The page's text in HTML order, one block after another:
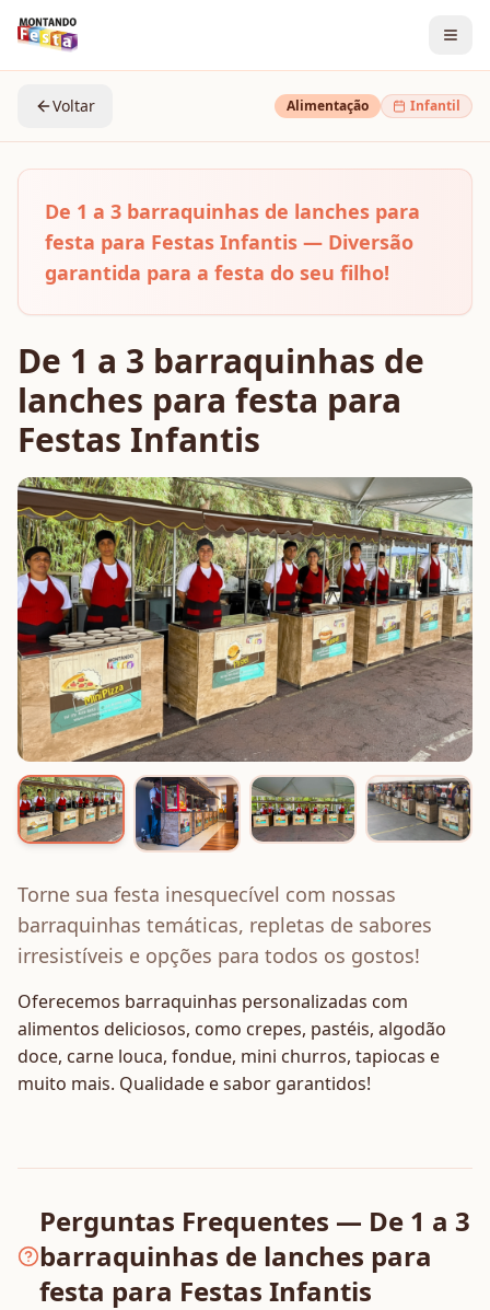
Voltar Alimentação Infantil
De 1 a 3 barraquinhas de lanches para
festa para Festas Infantis — Diversão
garantida para a festa do seu filho!
De 1 a 3 barraquinhas de
lanches para festa para
Festas Infantis
Torne sua festa inesquecível com nossas
barraquinhas temáticas, repletas de sabores
irresistíveis e opções para todos os gostos!
Oferecemos barraquinhas personalizadas com
alimentos deliciosos, como crepes, pastéis, algodão
doce, carne louca, fondue, mini churros, tapiocas e
muito mais. Qualidade e sabor garantidos!
Perguntas Frequentes — De 1 a 3
barraquinhas de lanches para
festa para Festas Infantis